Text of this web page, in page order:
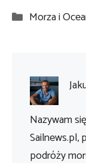
Kategorie
Morza i
Nazywam
Sailnews.pl,
podróży